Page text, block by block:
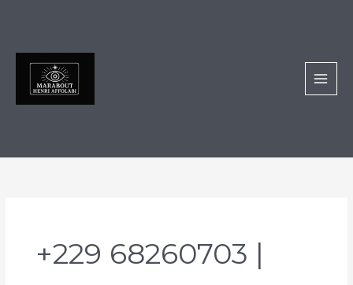
+229 68260703 |